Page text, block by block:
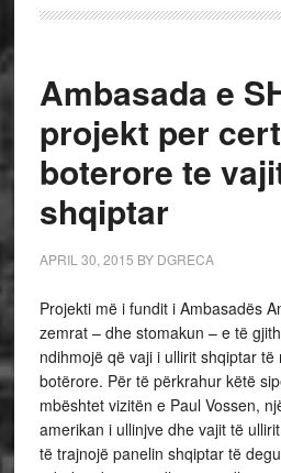
Ambasada e
projekt per
boterore te
shqiptar
APRIL 30, 2015 BY DGRECA
Projekti më i fundit i Ambasadës
zemrat – dhe stomakun – e të
ndihmojë që vaji i ullirit shqiptar
botërore. Për të përkrahur këtë
mbështet vizitën e Paul Vossen,
amerikan i ullinjve dhe vajit të
të trajnojë panelin shqiptar të